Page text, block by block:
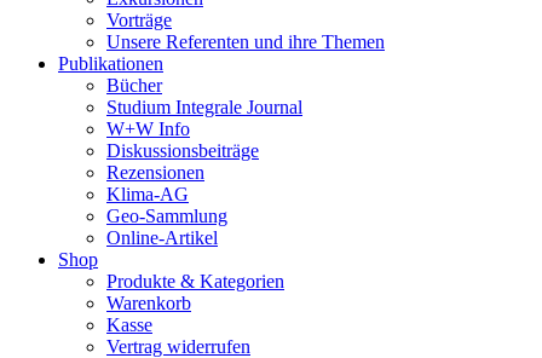
Vorträge
Unsere Referenten und ihre Themen
Publikationen
Bücher
Studium Integrale Journal
W+W Info
Diskussionsbeiträge
Rezensionen
Klima-AG
Geo-Sammlung
Online-Artikel
Shop
Produkte & Kategorien
Warenkorb
Kasse
Vertrag widerrufen